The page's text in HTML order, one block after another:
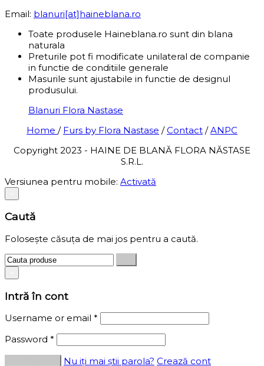
Email: blanuri[at]haineblana.ro
Toate produsele Haineblana.ro sunt din blana
naturala
Preturile pot fi modificate unilateral de companie
in functie de conditiile generale
Masurile sunt ajustabile in functie de designul
produsului.
Blanuri Flora Nastase
Home / Furs by Flora Nastase /Contact /ANPC
Copyright 2023 - HAINE DE BLANĂ FLORA NĂSTASE
S.R.L.
Versiunea pentru mobile: Activată
Caută
Folosește căsuța de mai jos pentru a caută.
Intră în cont
Username or email *
Password *
Nu iți mai știi parola? Crează cont